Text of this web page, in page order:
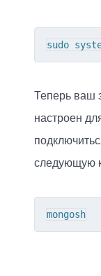
sudo
Теперь ваш
настроен
следующую
mongosh